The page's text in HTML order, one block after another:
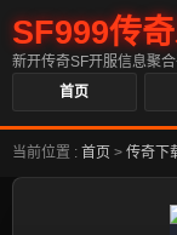
SF999传
新开传奇SF开服信息聚
首页
当前位置 : 首页 > 传奇下